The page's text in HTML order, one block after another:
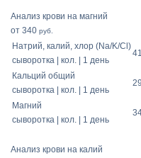
Анализ крови на магний
от 340 руб.
Натрий, калий, хлор (Na/K/Cl)
сыворотка | кол. | 1 день
Кальций общий
сыворотка | кол. | 1 день
Магний
сыворотка | кол. | 1 день
Анализ крови на калий